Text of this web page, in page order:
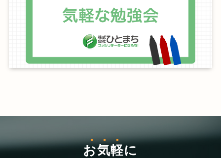
お気軽に